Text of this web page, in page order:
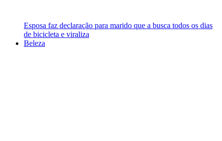
Esposa faz declaração para marido que a busca todos os dias
de bicicleta e viraliza
Beleza